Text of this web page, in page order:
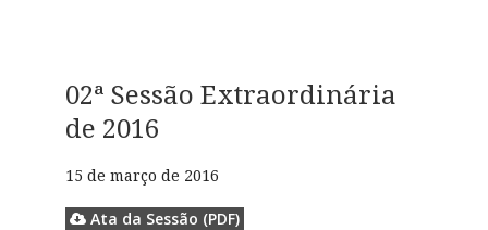
02ª Sessão Extraordinária
de 2016
15 de março de 2016
Ata da Sessão (PDF)